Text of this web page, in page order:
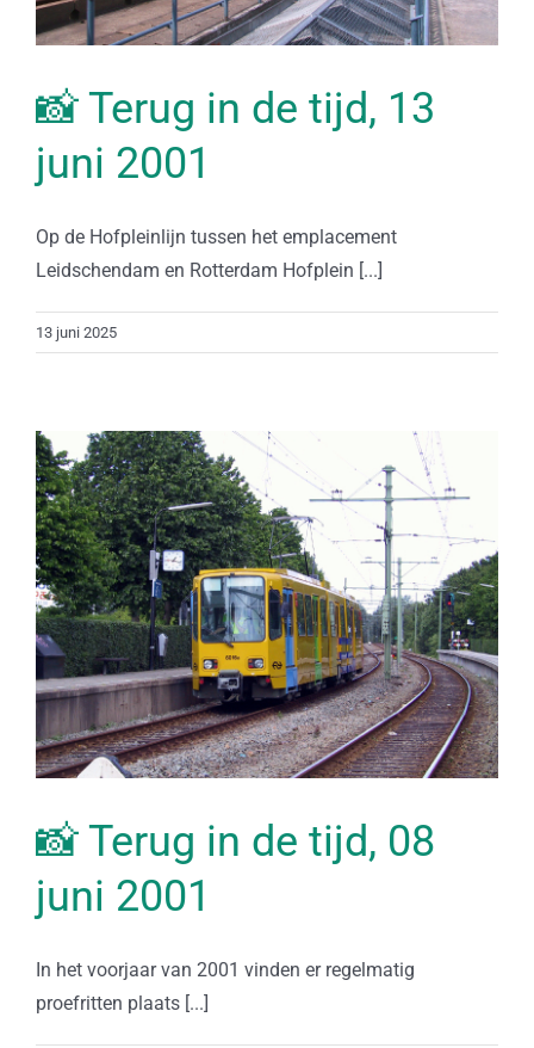
📸 Terug in de tijd, 13
juni 2001
Op de Hofpleinlijn tussen het emplacement
Leidschendam en Rotterdam Hofplein [...]
13 juni 2025
📸 Terug in de tijd, 08
juni 2001
In het voorjaar van 2001 vinden er regelmatig
proefritten plaats [...]